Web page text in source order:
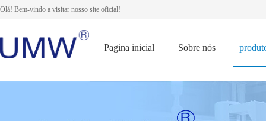
Olá! Bem-vindo a visitar nosso site oficial!
Pagina inicial Sobre nós